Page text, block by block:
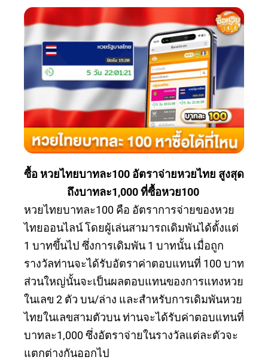
ซื้อ หวยไทยบาทละ100 อัตราจ่ายหวยไทย สูงสุด
ถึงบาทละ1,000ที่ซื้อหวย100
หวยไทยบาทละ100 คือ อัตราการจ่ายของหวย
ไทยออนไลน์ โดยผู้เล่นสามารถเดิมพันได้ตั้งแต่
1 บาทขึ้นไป ซึ่งการเดิมพัน 1 บาทนั้น เมื่อถูก
รางวัลท่านจะได้รับอัตราค่าตอบแทนที่ 100 บาท
ส่วนใหญ่นั้นจะเป็นผลตอบแทนของการแทงหวย
ในเลข 2 ตัว บน/ล่าง และสำหรับการเดิมพันหวย
ไทยในเลขสามตัวบน ท่านจะได้รับค่าตอบแทนที่
บาทละ1,000 ซึ่งอัตราจ่ายในรางวัลแต่ละตัวจะ
แตกต่างกันออกไป